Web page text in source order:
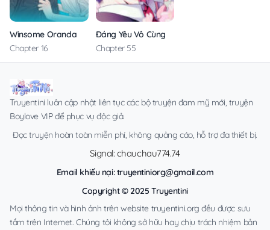
Winsome Oranda
Chapter 16
Đáng Yêu Vô Cùng
Chapter 55
Truyentini luôn cập nhật liên tục các bộ truyện đam mỹ mới, truyện
Boylove VIP để phục vụ độc giả.
Đọc truyện hoàn toàn miễn phí, không quảng cáo, hỗ trợ đa thiết bị.
Signal: chauchau774.74
Email khiếu nại:truyentiniorg@gmail.com
Copyright © 2025 Truyentini
Mọi thông tin và hình ảnh trên website truyentini.org đều được sưu
tầm trên Internet. Chúng tôi không sở hữu hay chịu trách nhiệm bản